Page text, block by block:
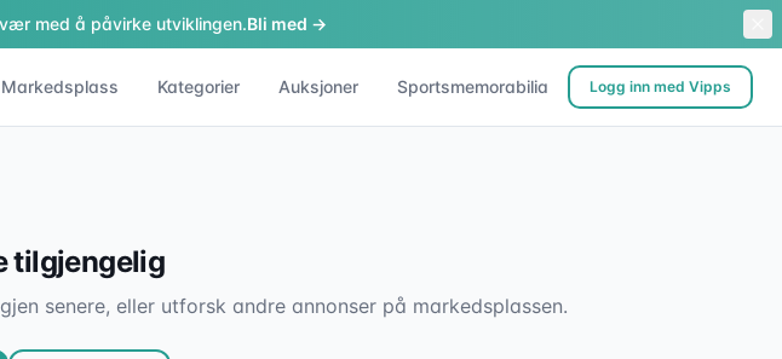
med å påvirke utviklingen.Bli med →
Markedsplass Kategorier Auksjoner Sportsmemorabilia Logg inn med Vipps
tilgjengelig
senere, eller utforsk andre annonser på markedsplassen.